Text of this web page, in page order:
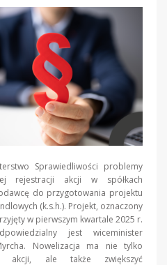
Sprawiedliwości problemy
rejestracji akcji w spółkach
do przygotowania projektu
(k.s.h.). Projekt, oznaczony
w pierwszym kwartale 2025 r.
jest wiceminister
Nowelizacja ma nie tylko
akcji, ale także zwiększyć